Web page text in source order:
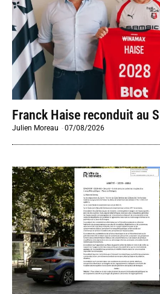
Franck Haise reconduit au
Julien Moreau -07/08/2026